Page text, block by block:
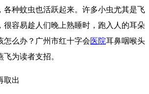
种蚊虫也活跃起来。许多小虫尤其是飞
很容易趁人们晚上熟睡时，跑入人的耳朵
怎么办？广州市红十字会医院耳鼻咽喉头
为读者支招。
出